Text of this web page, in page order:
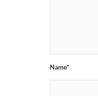
Name*